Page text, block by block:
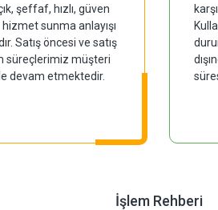
şeffaf, hızlı, güven
sunma anlayışı
Satış öncesi ve satış
süreçlerimiz müşteri
devam etmektedir.
İşlem Rehberi